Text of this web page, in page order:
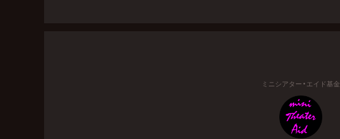
ミニシアター・エイド基金